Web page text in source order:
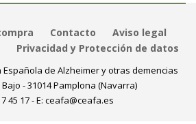
Contacto
Aviso legal
Privacidad y Protección de datos
de Alzheimer y otras demencias
- 31014 Pamplona (Navarra)
45 17- E: ceafa@ceafa.es